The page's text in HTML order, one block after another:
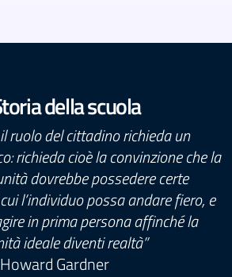
della scuola
ruolo del cittadino richieda un
richieda cioè la convinzione che la
dovrebbe possedere certe
l’individuo possa andare fiero, e
in prima persona affinché la
ideale diventi realtà”
Howard Gardner